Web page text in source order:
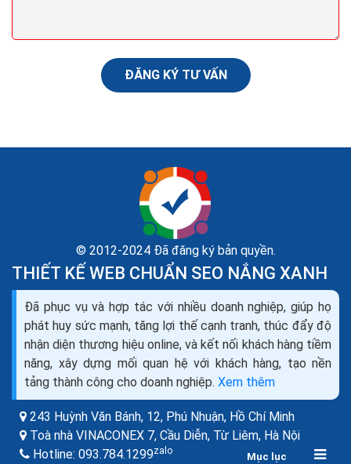
Mục lục
Dịch vụ seo là gì? Tìm hiểu về dịch vụ seo web và
các công ty seo
Theo như Wikipedia, SEO là tối ưu hóa công cụ tìm
kiếm (tiếng Anh: Search Engine Optimization- viết
tắt: SEO), là một tập hợp các phương pháp nhằm...
ĐĂNG KÝ TƯ VẤN
© 2012-2024 Đã đăng ký bản quyền.
THIẾT KẾ WEB CHUẨN SEO NẮNG XANH
Đã phục vụ và hợp tác với nhiều doanh nghiệp, giúp họ
phát huy sức mạnh, tăng lợi thế cạnh tranh, thúc đẩy độ
nhận diện thương hiệu online, và kết nối khách hàng tiềm
năng, xây dựng mối quan hệ với khách hàng, tạo nền
tảng thành công cho doanh nghiệp. Xem thêm
243 Huỳnh Văn Bánh, 12, Phú Nhuận, Hồ Chí Minh
Toà nhà VINACONEX 7, Cầu Diễn, Từ Liêm, Hà Nội
Hotline: 093.784.1299zalo